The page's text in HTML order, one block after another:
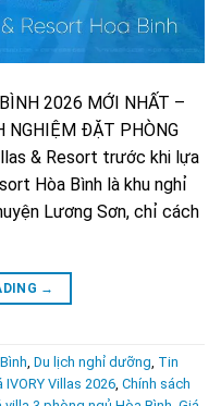
2026 MỚI NHẤT –
NGHIỆM ĐẶT PHÒNG
& Resort trước khi lựa
Hòa Bình là khu nghỉ
Lương Sơn, chỉ cách
→
, Du lịch nghỉ dưỡng, Tin
IVORY Villas 2026, Chính sách